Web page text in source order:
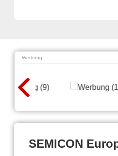
Werbung
SEMICON